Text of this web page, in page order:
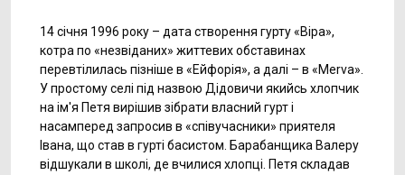
14 січня 1996 року – дата створення гурту «Віра»,
котра по «незвіданих» життевих обставинах
перевтілилась пізніше в «Ейфорія», а далі – в «Merva».
У простому селі під назвою Дідовичи якийсь хлопчик
на ім'я Петя вирішив зібрати власний гурт і
насамперед запросив в «співучасники» приятеля
Івана, що став в гурті басистом. Барабанщика Валеру
відшукали в школі, де вчилися хлопці. Петя складав